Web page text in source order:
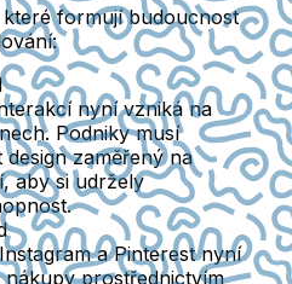
formují budoucnost
nyní vzniká na
Podniky musí
zaměřený na
aby si udržely
a Pinterest nyní
prostřednictvím